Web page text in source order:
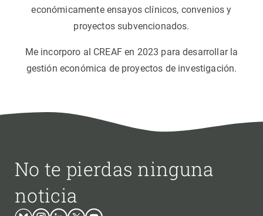
económicamente ensayos clínicos, convenios y
proyectos subvencionados.
Me incorporo al CREAF en 2023 para desarrollar la
gestión económica de proyectos de investigación.
No te pierdas ninguna
noticia
BlueskyInstagram
LinkedinTwitterYoutube